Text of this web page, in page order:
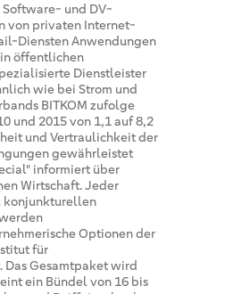
Software- und DV-
von privaten Internet-
Diensten Anwendungen
öffentlichen
Dienstleister
wie bei Strom und
BITKOM zufolge
und 2015 von 1,1 auf 8,2
und Vertraulichkeit der
gewährleistet
informiert über
Wirtschaft. Jeder
konjunkturellen
Optionen der
für
Gesamtpaket wird
ein Bündel von 16 bis